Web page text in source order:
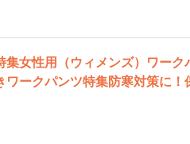
集女性用（ウィメンズ）ワーク
ワークパンツ特集防寒対策に！